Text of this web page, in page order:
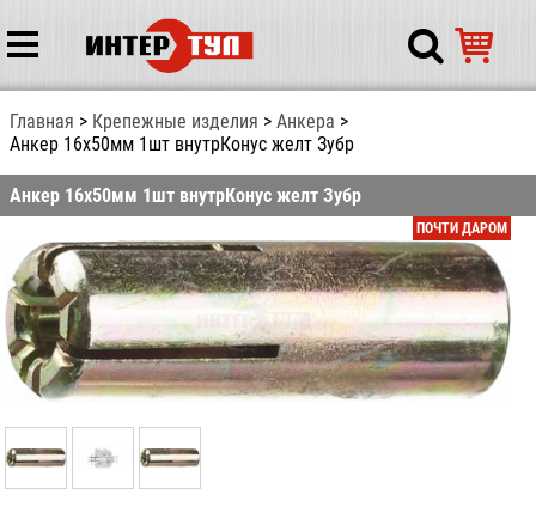
Главная Крепежные изделия
Анкера
Анкер 16х50мм 1шт внутрКонус желт Зубр
Анкер 16х50мм 1шт внутрКонус желт Зубр
ПОЧТИ ДАРОМ